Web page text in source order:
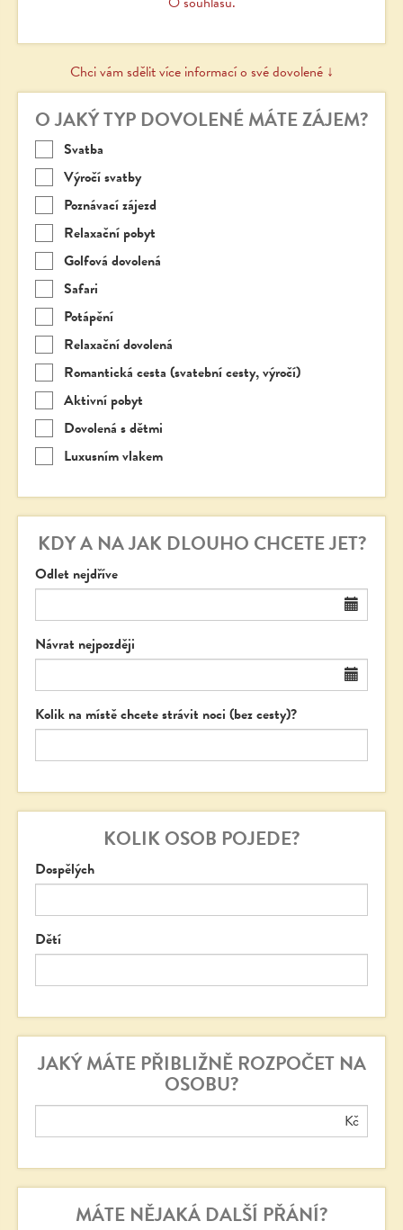
Chci vám sdělit více informací o své dovolené ↓
O JAKÝ TYP DOVOLENÉ MÁTE ZÁJEM?
Svatba
Výročí svatby
Poznávací zájezd
Relaxační pobyt
Golfová dovolená
Safari
Potápění
Relaxační dovolená
Romantická cesta (svatební cesty, výročí)
Aktivní pobyt
Dovolená s dětmi
Luxusním vlakem
KDY A NA JAK DLOUHO CHCETE JET?
Odlet nejdříve
Návrat nejpozději
Kolik na místě chcete strávit noci (bez cesty)?
KOLIK OSOB POJEDE?
Dospělých
Dětí
JAKÝ MÁTE PŘIBLIŽNĚ ROZPOČET NA
OSOBU?
Kč
MÁTE NĚJAKÁ DALŠÍ PŘÁNÍ?